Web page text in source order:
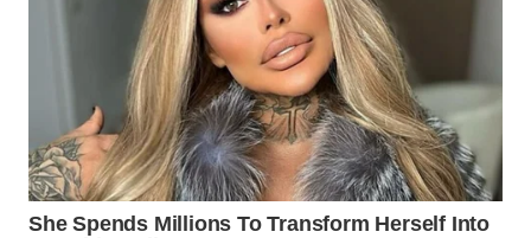
LABUHANBATU
WN
TAPANULI
TENGAH
WN DELI